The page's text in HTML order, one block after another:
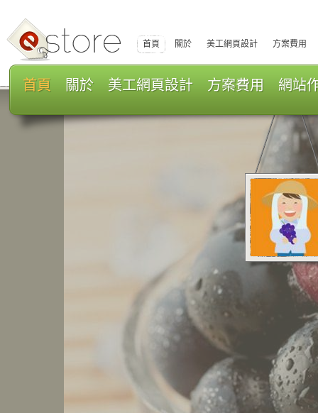
首頁 關於 美工網頁設計 方案費用
首頁 關於 美工網頁設計 方案費用 網站